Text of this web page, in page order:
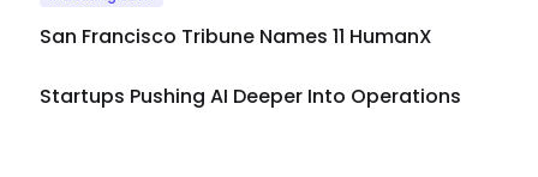
San Francisco Tribune Names 11 HumanX
Startups Pushing AI Deeper Into Operations